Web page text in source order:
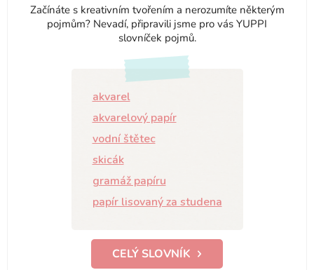
Začínáte s kreativním tvořením a nerozumíte některým
pojmům? Nevadí, připravili jsme pro vás YUPPI
slovníček pojmů.
akvarel
akvarelový papír
vodní štětec
skicák
gramáž papíru
papír lisovaný za studena
CELÝ SLOVNÍK